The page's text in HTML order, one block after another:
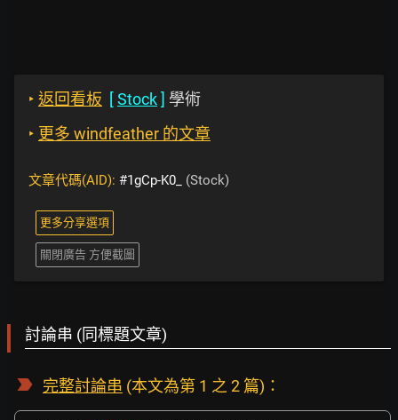
‣ 返回看板 [Stock] 學術
‣ 更多 windfeather 的文章
文章代碼(AID): #1gCp-K0_ (Stock)
更多分享選項
關閉廣告 方便截圖
討論串 (同標題文章)
完整討論串 (本文為第 1 之 2 篇)：